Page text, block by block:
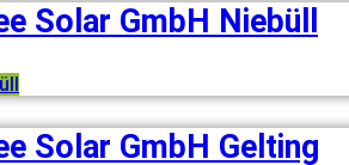
Solar GmbH Niebüll
Solar GmbH Gelting